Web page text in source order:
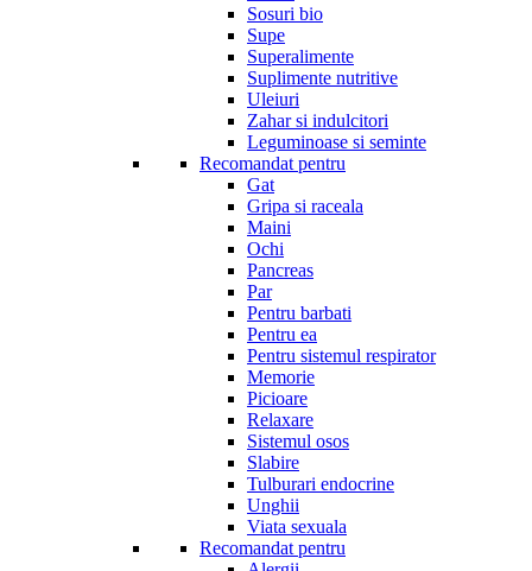
Sosuri bio
Supe
Superalimente
Suplimente nutritive
Uleiuri
Zahar si indulcitori
Leguminoase si seminte
Recomandat pentru
Gat
Gripa si raceala
Maini
Ochi
Pancreas
Par
Pentru barbati
Pentru ea
Pentru sistemul respirator
Memorie
Picioare
Relaxare
Sistemul osos
Slabire
Tulburari endocrine
Unghii
Viata sexuala
Recomandat pentru